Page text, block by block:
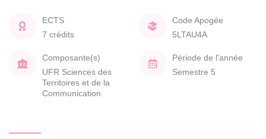
ECTS
7 crédits
Code Apogée
5LTAU4A
Composante(s)
UFR Sciences des
Territoires et de la
Communication
Période de l'année
Semestre 5